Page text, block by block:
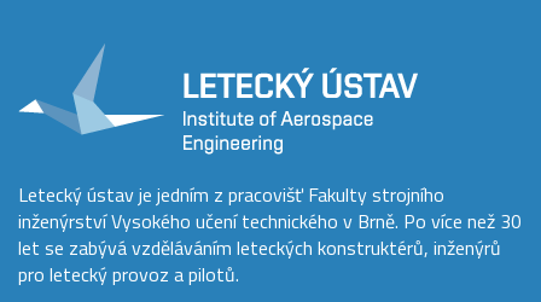
Letecký ústav je jedním z pracovišť Fakulty strojního
inženýrství Vysokého učení technického v Brně. Po více než 30
let se zabývá vzděláváním leteckých konstruktérů, inženýrů
pro letecký provoz a pilotů.